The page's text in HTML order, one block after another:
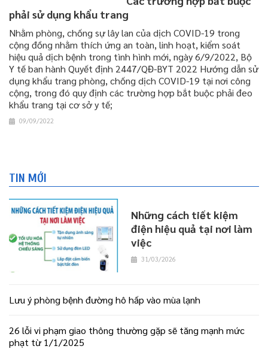
phải sử dụng khẩu trang
Nhằm phòng, chống sự lây lan của dịch COVID-19 trong
cộng đồng nhằm thích ứng an toàn, linh hoạt, kiểm soát
hiệu quả dịch bệnh trong tình hình mới, ngày 6/9/2022, Bộ
Y tế ban hành Quyết định 2447/QĐ-BYT 2022 Hướng dẫn sử
dụng khẩu trang phòng, chống dịch COVID-19 tại nơi công
cộng, trong đó quy định các trường hợp bắt buộc phải đeo
khẩu trang tại cơ sở y tế;
09/09/2022
TIN MỚI
Những cách tiết kiệm
điện hiệu quả tại nơi làm
việc
31/03/2026
Lưu ý phòng bệnh đường hô hấp vào mùa lạnh
26 lỗi vi phạm giao thông thường gặp sẽ tăng mạnh mức
phạt từ 1/1/2025